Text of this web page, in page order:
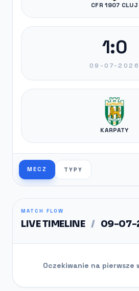
CFR 1907 CLUJ
1:0
09-07-2026
KARPATY
MECZ TYPY
MATCH FLOW
LIVE TIMELINE / 09-07-
Oczekiwanie na pierwsze